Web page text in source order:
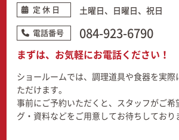
定 休 日 土曜日、日曜日、祝日
電話番号 084-923-6790
まずは、お気軽にお電話ください！
ショールームでは、調理道具や食器を実際
ただけます。
事前にご予約いただくと、スタッフがご希
グ・資料などをご用意してお待ちしており